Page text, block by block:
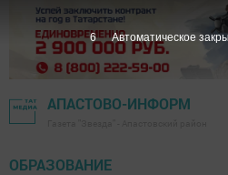
АПАСТОВО-ИНФОРМ
ОБРАЗОВАНИЕ
5 Автоматическое